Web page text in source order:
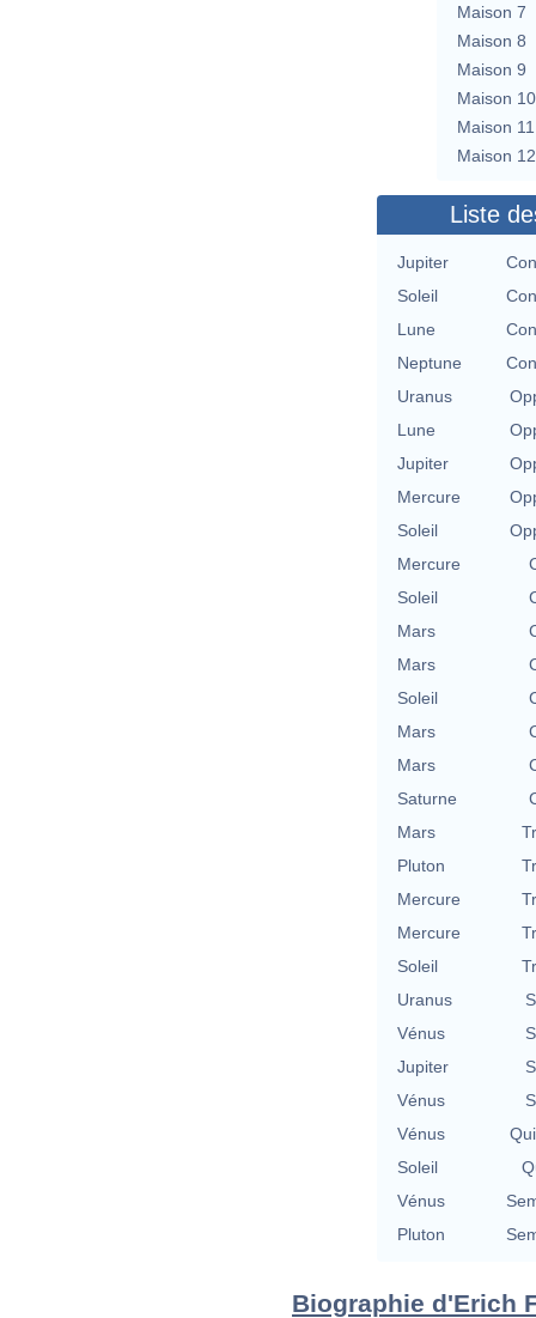
Maison 7
Maison 8
Maison 9
Maison 10
Maison 11
Maison 12
Liste
Jupiter
Soleil
Lune
Neptune
Uranus
Lune
Jupiter
Mercure
Soleil
Mercure
Soleil
Mars
Mars
Soleil
Mars
Mars
Saturne
Mars
Pluton
Mercure
Mercure
Soleil
Uranus
Vénus
Jupiter
Vénus
Vénus
Soleil
Vénus
Pluton
Biographie d'Erich